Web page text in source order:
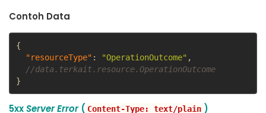
Contoh Data
{
"resourceType" : "OperationOutcome" ,
//data.terkait.resource.OperationOutcome
}
5xxServer Error( Content-Type: text/plain )